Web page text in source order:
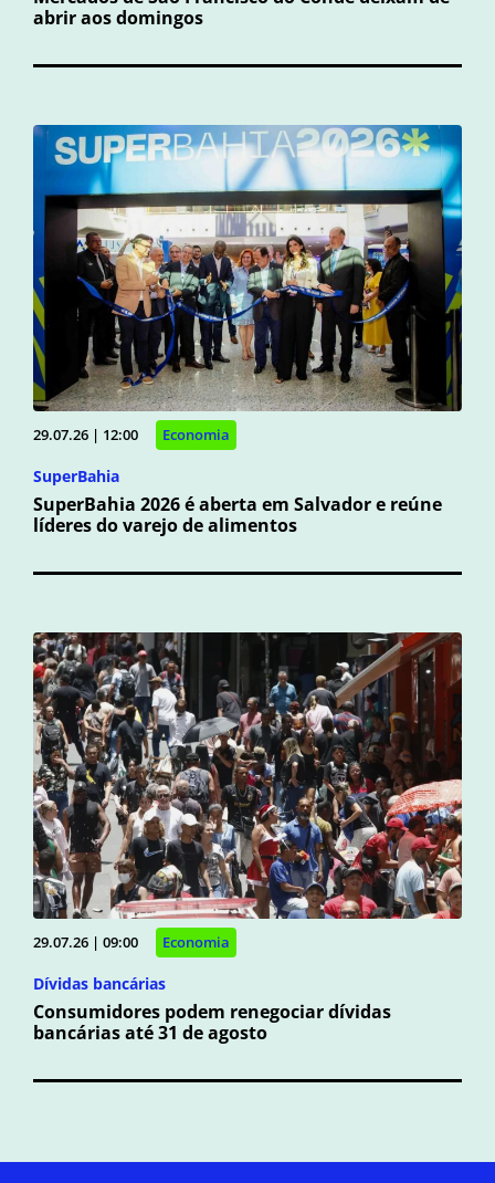
abrir aos domingos
29.07.26 | 12:00 Economia
SuperBahia
SuperBahia 2026 é aberta em Salvador e reúne
líderes do varejo de alimentos
29.07.26 | 09:00 Economia
Dívidas bancárias
Consumidores podem renegociar dívidas
bancárias até 31 de agosto